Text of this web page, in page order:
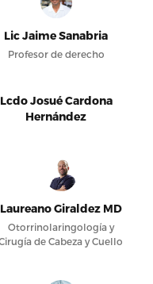
Lic Jaime Sanabria
Profesor de derecho
Lcdo Josué Cardona
Hernández
Laureano Giraldez MD
Otorrinolaringología y
de Cabeza y Cuello